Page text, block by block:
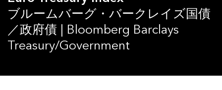
ブルームバーグ・バークレイズ国債
／政府債 | Bloomberg Barclays
Treasury/Government